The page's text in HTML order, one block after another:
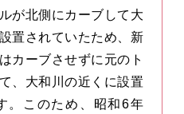
が北側にカーブして大
置されていたため、新
カーブさせずに元のト
、大和川の近くに設置
。このため、昭和6年